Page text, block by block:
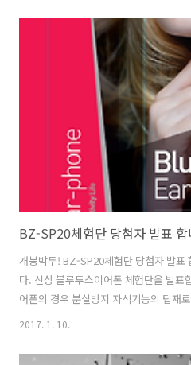
으면 해요. 우선 응모하신 모든 분들 감
았습니다. ^^ 손목에 찬 건 뭐시랑께 ?
다. 브리츠 BW-WM200 제품기능은?1.
모델2. 편리한 음성통화 지원3. 선명하
제공 합니다. 당첨자 (이름 2자리/전화
BZ-SP20체험단 당첨자 발표
개봉박두! BZ-SP20체험단 당첨자 발표
다. 신상 블루투스이어폰 체험단을 발표
어폰의 경우 분실방지 자석기능의 탑재
게 목에 걸 수 있습니다. 스테레오 블루투
화 제공3.멀티페어링 지원4.7시간 재생
2017. 1. 10.